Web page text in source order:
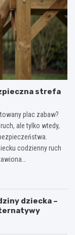
strefa
plac zabaw?
ale tylko wtedy,
codzienny ruch
dziecka –